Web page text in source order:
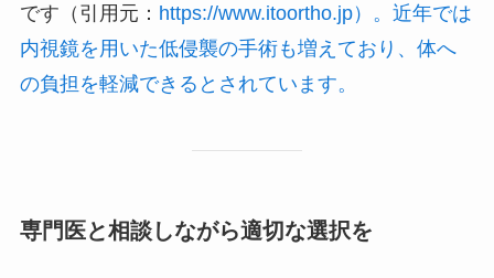
です（引用元： https://www.itoortho.jp）。近年では
内視鏡を用いた低侵襲の手術も増えており、体へ
の負担を軽減できるとされています。
専門医と相談しながら適切な選択を